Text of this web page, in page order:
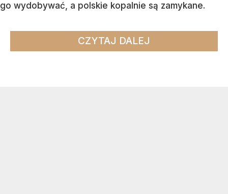
go wydobywać, a polskie kopalnie są zamykane.
CZYTAJ DALEJ